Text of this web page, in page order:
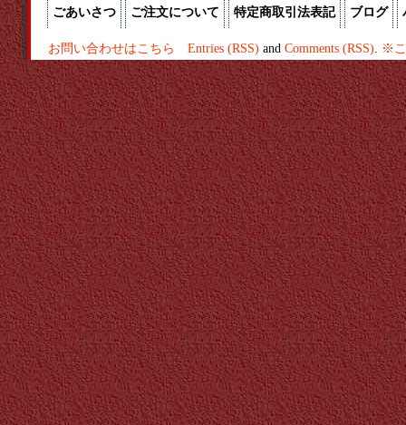
ごあいさつ ご注文について 特定商取引法表記 ブログ
お問い合わせはこちら Entries (RSS) and Comments (RSS) ※